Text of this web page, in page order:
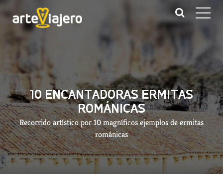
10 ENCANTADORAS ERMITAS
ROMÁNICAS
Recorrido artístico por 10 magníficos ejemplos de ermitas
románicas